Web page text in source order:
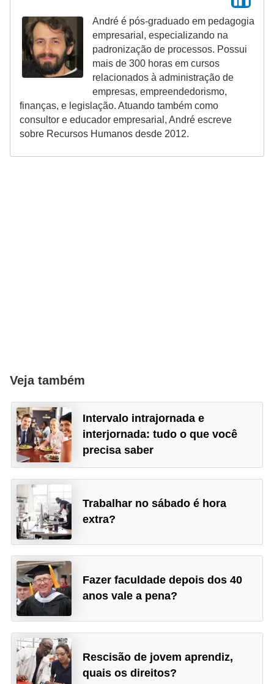
André é pós-graduado em pedagogia
empresarial, especializando na
padronização de processos. Possui
mais de 300 horas em cursos
relacionados à administração de
empresas, empreendedorismo,
finanças, e legislação. Atuando também como
consultor e educador empresarial, André escreve
sobre Recursos Humanos desde 2012.
Veja também
Intervalo intrajornada e
interjornada: tudo o que você
precisa saber
Trabalhar no sábado é hora
extra?
Fazer faculdade depois dos 40
anos vale a pena?
Rescisão de jovem aprendiz,
quais os direitos?
d
e
c
t
r